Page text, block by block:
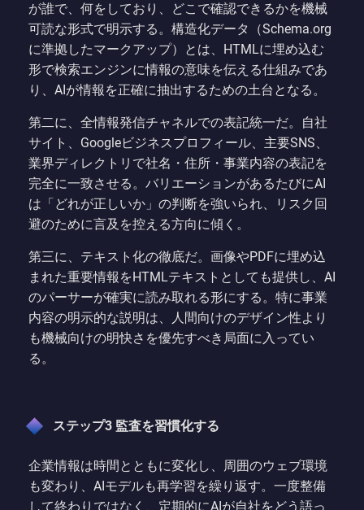
が誰で、何をしており、どこで確認できるかを機械
可読な形式で明示する。構造化データ（Schema.org
に準拠したマークアップ）とは、HTMLに埋め込む
形で検索エンジンに情報の意味を伝える仕組みであ
り、AIが情報を正確に抽出するための土台となる。
第二に、全情報発信チャネルでの表記統一だ。自社
サイト、Googleビジネスプロフィール、主要SNS、
業界ディレクトリで社名・住所・事業内容の表記を
完全に一致させる。バリエーションがあるたびにAI
は「どれが正しいか」の判断を強いられ、リスク回
避のために言及を控える方向に傾く。
第三に、テキスト化の徹底だ。画像やPDFに埋め込
まれた重要情報をHTMLテキストとしても提供し、AI
のパーサーが確実に読み取れる形にする。特に事業
内容の明示的な説明は、人間向けのデザイン性より
も機械向けの明快さを優先すべき局面に入ってい
る。
ステップ3 監査を習慣化する
企業情報は時間とともに変化し、周囲のウェブ環境
も変わり、AIモデルも再学習を繰り返す。一度整備
して終わりではなく、定期的にAIが自社をどう語っ